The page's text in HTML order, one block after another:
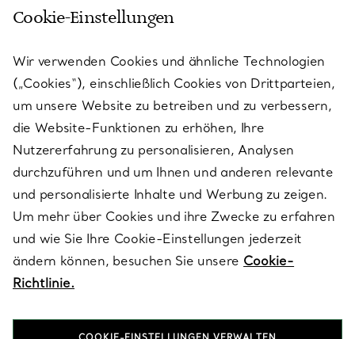
KUNDENSERVICE
SERVICES
ÜBER TIFFANY & CO.
RECHTLICHE HINWEISE
FOLGEN SIE UNS
Cookie-Einstellungen
Wir verwenden Cookies und ähnliche Technologien
(„Cookies“), einschließlich Cookies von Drittparteien,
um unsere Website zu betreiben und zu verbessern,
die Website-Funktionen zu erhöhen, Ihre
Nutzererfahrung zu personalisieren, Analysen
durchzuführen und um Ihnen und anderen relevante
und personalisierte Inhalte und Werbung zu zeigen.
Um mehr über Cookies und ihre Zwecke zu erfahren
und wie Sie Ihre Cookie-Einstellungen jederzeit
ändern können, besuchen Sie unsere Cookie-
Richtlinie.